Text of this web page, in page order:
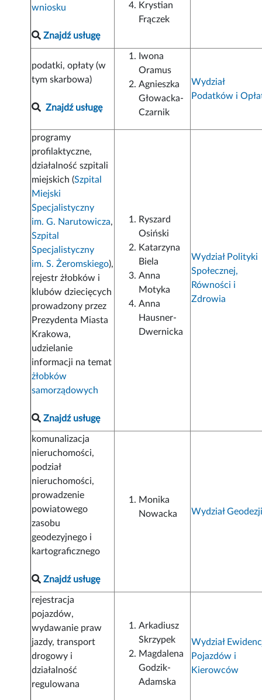
wniosku
Znajdź usługę
Krystian
Frączek
podatki, opłaty (w
tym skarbowa)
Znajdź usługę
Iwona
Oramus
Agnieszka
Głowacka-
Czarnik
Wydział
Podatków i
programy
profilaktyczne,
działalność szpitali
miejskich (Szpital
Miejski
Specjalistyczny
im. G. Narutowicza,
Szpital
Specjalistyczny
im. S. Żeromskiego),
rejestr żłobków i
klubów dziecięcych
prowadzony przez
Prezydenta Miasta
Krakowa,
udzielanie
informacji na temat
żłobków
samorządowych
Znajdź usługę
Ryszard
Osiński
Katarzyna
Biela
Anna
Motyka
Anna
Hausner-
Dwernicka
Wydział Polityki
Społecznej,
Równości i
Zdrowia
komunalizacja
nieruchomości,
podział
nieruchomości,
prowadzenie
powiatowego
zasobu
geodezyjnego i
kartograficznego
Znajdź usługę
Monika
Nowacka
Wydział
rejestracja
pojazdów,
wydawanie praw
jazdy, transport
drogowy i
działalność
regulowana
Arkadiusz
Skrzypek
Magdalena
Godzik-
Adamska
Wydział
Pojazdów i
Kierowców